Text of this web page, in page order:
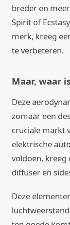
breder en
Spirit of
merk, kreeg
te verbeteren.
Maar, waar
Deze
zomaar een
cruciale markt
elektrische
voldoen, kreeg
diffuser en
Deze